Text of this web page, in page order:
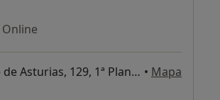
Online
Av. del Príncipe de Asturias, 129, 1ª Planta A1-A21, Villaviciosa de Odón • Mapa